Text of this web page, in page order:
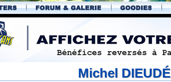
Michel DIEUDÉ